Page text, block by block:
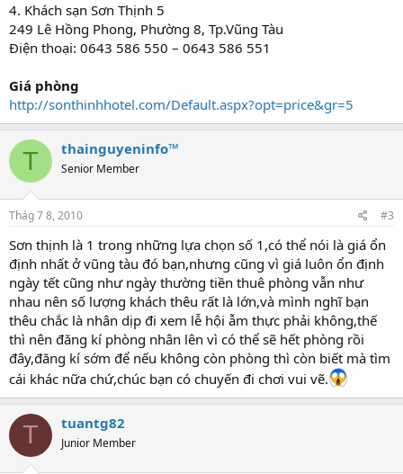
4. Khách sạn Sơn Thịnh 5
249 Lê Hồng Phong, Phường 8, Tp.Vũng Tàu
Điện thoại: 0643 586 550 – 0643 586 551
Giá phòng
http://sonthinhhotel.com/Default.aspx?opt=price&gr=5
T thainguyeninfo™
Senior Member
Thág 7 8, 2010 #3
Sơn thịnh là 1 trong những lựa chọn số 1,có thể nói là giá ổn
định nhất ở vũng tàu đó bạn,nhưng cũng vì giá luôn ổn định
ngày tết cũng như ngày thường tiền thuê phòng vẫn như
nhau nên số lượng khách thêu rất là lớn,và mình nghĩ bạn
thêu chắc là nhân dịp đi xem lễ hội ẫm thực phải không,thế
thì nên đăng kí phòng nhân lên vì có thể sẽ hết phòng rồi
đây,đăng kí sớm để nếu không còn phòng thì còn biết mà tìm
cái khác nữa chứ,chúc bạn có chuyến đi chơi vui vẽ.
T tuantg82
Junior Member